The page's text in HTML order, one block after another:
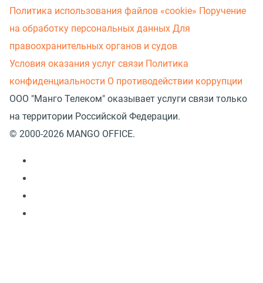
Политика использования файлов «cookie» Поручение
на обработку персональных данных Для
правоохранительных органов и судов
Условия оказания услуг связи Политика
конфиденциальности О противодействии коррупции
ООО "Манго Телеком" оказывает услуги связи только
на территории Российской Федерации.
© 2000-2026 MANGO OFFICE.